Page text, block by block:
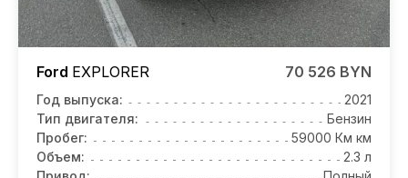
Ford EXPLORER 70 526 BYN
Год выпуска:
2021
Тип двигателя:
Бензин
Пробег:
59000 Км км
Объем:
2.3 л